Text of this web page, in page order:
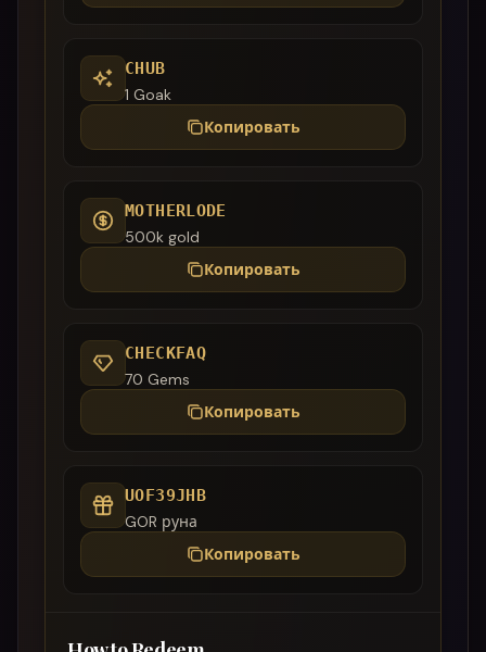
CHUB
1 Goak
Копировать
MOTHERLODE
500k gold
Копировать
CHECKFAQ
70 Gems
Копировать
UOF39JHB
GOR руна
Копировать